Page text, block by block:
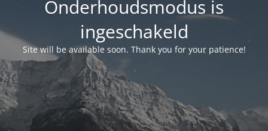
Onderhoudsmodus is
ingeschakeld
Site will be available soon. Thank you for your patience!